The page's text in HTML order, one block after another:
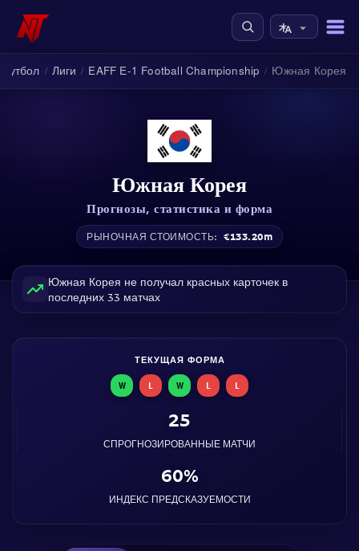
/ Лиги / EAFF E-1 Football Championship / Южная Корея
Южная Корея
Прогнозы, статистика и форма
РЫНОЧНАЯ СТОИМОСТЬ: €133.20m
Южная Корея не получал красных карточек в
последних 33 матчах
ТЕКУЩАЯ ФОРМА
W L W L L
25
СПРОГНОЗИРОВАННЫЕ МАТЧИ
60%
ИНДЕКС ПРЕДСКАЗУЕМОСТИ